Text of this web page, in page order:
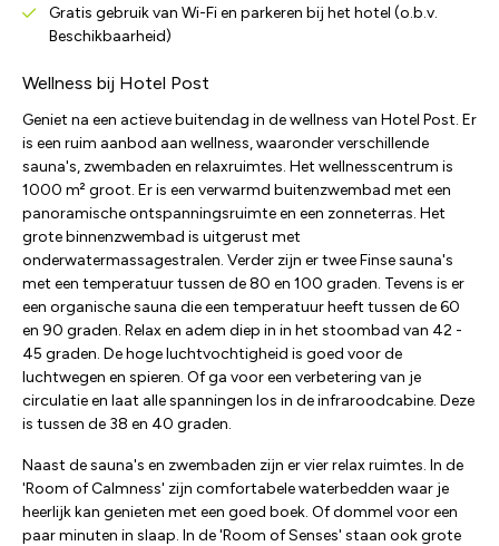
Gratis gebruik van Wi-Fi en parkeren bij het hotel (o.b.v.
Beschikbaarheid)
Wellness bij Hotel Post
Geniet na een actieve buitendag in de wellness van Hotel Post. Er
is een ruim aanbod aan wellness, waaronder verschillende
sauna's, zwembaden en relaxruimtes. Het wellnesscentrum is
1000 m² groot. Er is een verwarmd buitenzwembad met een
panoramische ontspanningsruimte en een zonneterras. Het
grote binnenzwembad is uitgerust met
onderwatermassagestralen. Verder zijn er twee Finse sauna's
met een temperatuur tussen de 80 en 100 graden. Tevens is er
een organische sauna die een temperatuur heeft tussen de 60
en 90 graden. Relax en adem diep in in het stoombad van 42 -
45 graden. De hoge luchtvochtigheid is goed voor de
luchtwegen en spieren. Of ga voor een verbetering van je
circulatie en laat alle spanningen los in de infraroodcabine. Deze
is tussen de 38 en 40 graden.
Naast de sauna's en zwembaden zijn er vier relax ruimtes. In de
'Room of Calmness' zijn comfortabele waterbedden waar je
heerlijk kan genieten met een goed boek. Of dommel voor een
paar minuten in slaap. In de 'Room of Senses' staan ook grote